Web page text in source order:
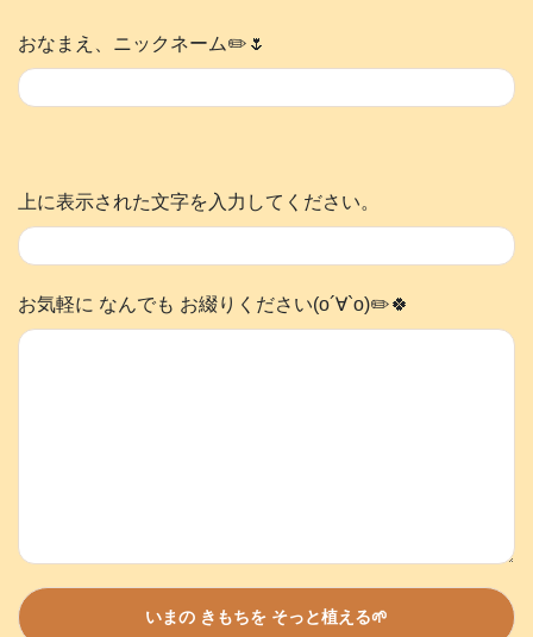
おなまえ、ニックネーム✏️🌷
上に表示された文字を入力してください。
お気軽に なんでも お綴りください(о´∀`о)✏️🍀